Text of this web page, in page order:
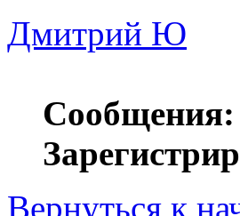
Дмитрий Ю
Сообщения:
Вернуться к